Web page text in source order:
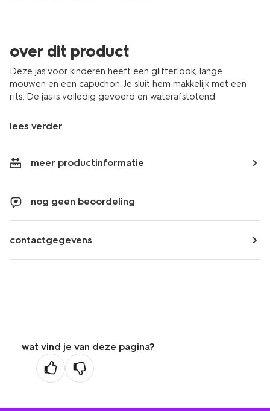
over dit product
Deze jas voor kinderen heeft een glitterlook, lange
mouwen en een capuchon. Je sluit hem makkelijk met een
rits. De jas is volledig gevoerd en waterafstotend.
lees verder
meer productinformatie
nog geen beoordeling
contactgegevens
wat vind je van deze pagina?